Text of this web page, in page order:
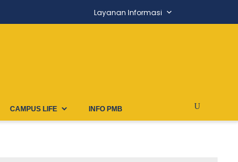
Layanan Informasi
CAMPUS LIFE INFO PMB